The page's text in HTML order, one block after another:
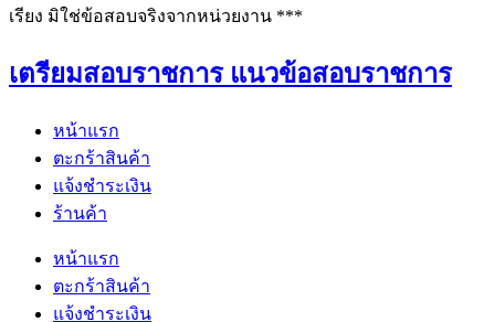
เรียง มิใช่ข้อสอบจริงจากหน่วยงาน ***
เตรียมสอบราชการ แนวข้อสอบราชการ
หน้าแรก
ตะกร้าสินค้า
แจ้งชำระเงิน
ร้านค้า
หน้าแรก
ตะกร้าสินค้า
แจ้งชำระเงิน